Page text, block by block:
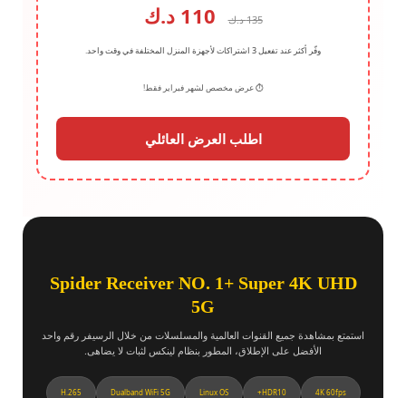
135 د.ك 110 د.ك
وفّر أكثر عند تفعيل 3 اشتراكات لأجهزة المنزل المختلفة في وقت واحد.
⏱️ عرض مخصص لشهر فبراير فقط!
اطلب العرض العائلي
Spider Receiver NO. 1+ Super 4K UHD
5G
استمتع بمشاهدة جميع القنوات العالمية والمسلسلات من خلال الرسيفر رقم واحد
الأفضل على الإطلاق، المطور بنظام لينكس لثبات لا يضاهى.
4K 60fps
HDR10+
Linux OS
Dualband WiFi 5G
H.265